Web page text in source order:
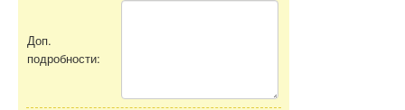
Доп.
подробности: